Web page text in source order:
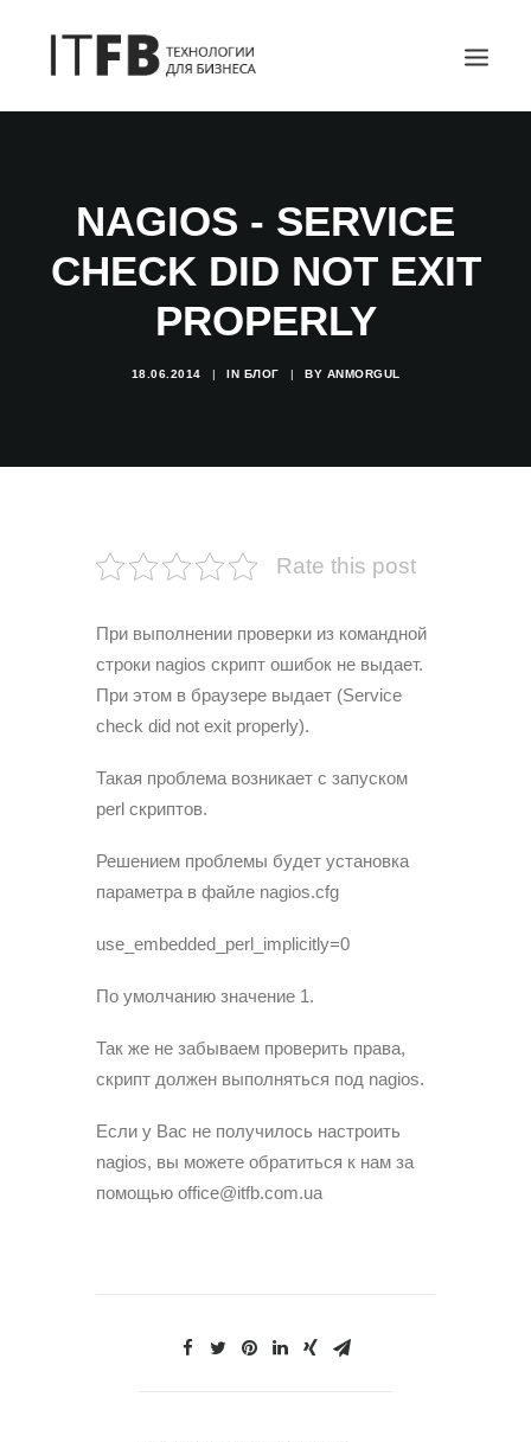
АДМИНИСТРИРОВАНИЕ СЕРВЕРОВ
ИТ УСЛУГИ
NAGIOS - SERVICE
CHECK DID NOT EXIT
PROPERLY
18.06.2014 | IN БЛОГ | BY ANMORGUL
Rate this post
При выполнении проверки из командной
строки nagios скрипт ошибок не выдает.
При этом в браузере выдает (Service
check did not exit properly).
Такая проблема возникает с запуском
perl скриптов.
Решением проблемы будет установка
параметра в файле nagios.cfg
use_embedded_perl_implicitly=0
По умолчанию значение 1.
Так же не забываем проверить права,
скрипт должен выполняться под nagios.
Если у Вас не получилось настроить
nagios, вы можете обратиться к нам за
помощью office@itfb.com.ua